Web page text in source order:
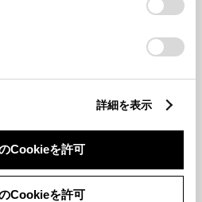
取り扱いについて
」をご覧くだ
詳細を表示
Cookieを許可
Cookieを許可
6月18日はLady's Day♡